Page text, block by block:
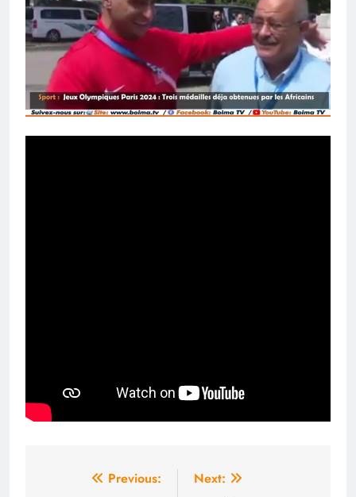
Navigation
Previous:
Next: